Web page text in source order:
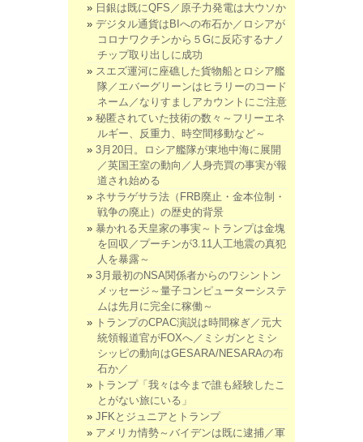
日銀は既にQFS／原子力発電は大ウソか
デジタル通貨はBIへの布石か／ロシアが
コロナワクチンから５Gに反応するナノ
チップ取り出しに成功
スエズ運河に座礁した貨物船とロシア艦
隊／エバーグリーンはヒラリーのコード
ネーム／なりすましアカウントにご注意
秘匿されていた技術の数々～フリーエネ
ルギー、反重力、時空間移動など～
3月20日。ロシア艦隊が東地中海に展開
／英国王室の動向／人身売買の事実が報
道され始める
ネサラゲサラ法（FRB廃止・金本位制・
戦争の廃止）の歴史的背景
暴かれる天皇家の事実～トランプは金塊
を回収／プーチンが3.11人工地震の真犯
人を暴露～
3月最初のNSA関係者からのワシントン
メッセージ～量子コンピューターシステ
ムは先月に完全に稼働～
トランプのCPAC演説は時間稼ぎ／元大
統領報道官がFOXへ／ミシガンとミシ
シッピの動向はGESARA/NESARAの布
石か／
トランプ「我々は今まで誰も経験したこ
とがない旅にいる」
JFKとジュニアとトランプ
アメリカ情勢～バイデンは既に逮捕／軍